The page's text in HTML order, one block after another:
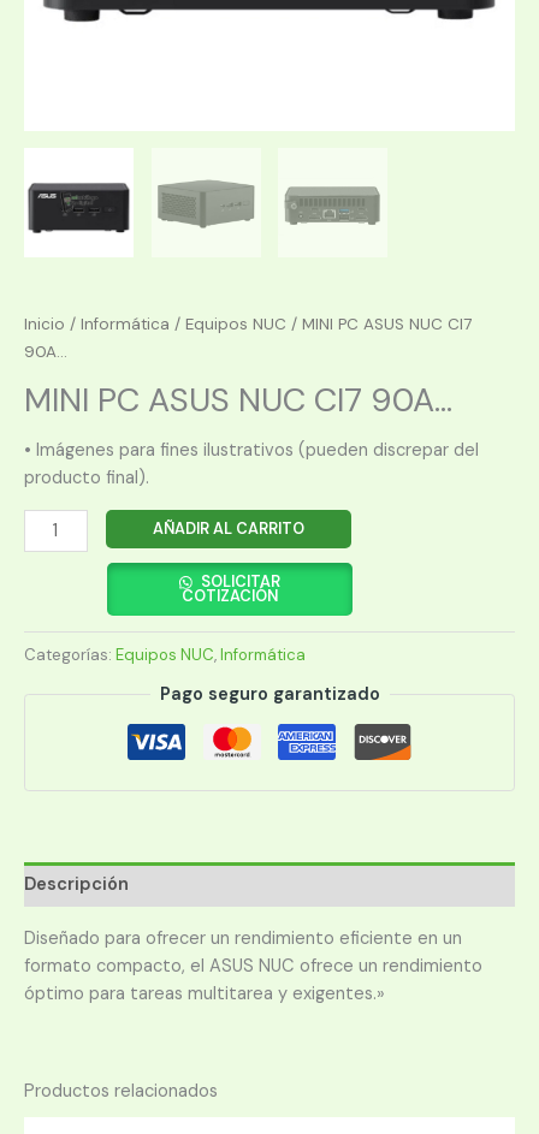
Inicio / Informática / Equipos NUC / MINI PC ASUS NUC CI7
90A...
MINI PC ASUS NUC CI7 90A...
• Imágenes para fines ilustrativos (pueden discrepar del
producto final).
MINI
PC
CI7
90AR0072-
AÑADIR AL CARRITO
SOLICITAR
COTIZACIÓN
Categorías: Equipos NUC,Informática
Pago seguro garantizado
Descripción
Diseñado para ofrecer un rendimiento eficiente en un
formato compacto, el ASUS NUC ofrece un rendimiento
óptimo para tareas multitarea y exigentes.»
Productos relacionados